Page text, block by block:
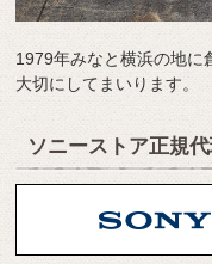
1979年みなと横浜の地に
大切にしてまいります。
ソニーストア正規